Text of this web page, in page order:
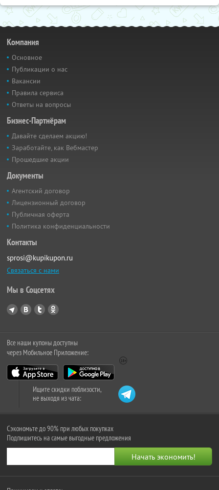
Компания
Основное
Публикации о нас
Вакансии
Правила сервиса
Ответы на вопросы
Бизнес-Партнёрам
Давайте сделаем акцию!
Заработайте, как Вебмастер
Прошедшие акции
Документы
Агентский договор
Лицензионный договор
Публичная оферта
Политика конфиденциальности
Контакты
sprosi@kupikupon.ru
Связаться с нами
Мы в Соцсетях
Все наши купоны доступны
через Мобильное Приложение:
Ищите скидки поблизости,
не выходя из чата:
Сэкономьте до 90% при любых покупках
Подпишитесь на самые выгодные предложения